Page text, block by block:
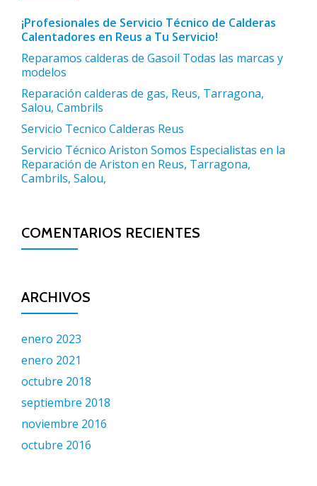
¡Profesionales de Servicio Técnico de Calderas
Calentadores en Reus a Tu Servicio!
Reparamos calderas de Gasoil Todas las marcas y
modelos
Reparación calderas de gas, Reus, Tarragona,
Salou, Cambrils
Servicio Tecnico Calderas Reus
Servicio Técnico Ariston Somos Especialistas en la
Reparación de Ariston en Reus, Tarragona,
Cambrils, Salou,
COMENTARIOS RECIENTES
ARCHIVOS
enero 2023
enero 2021
octubre 2018
septiembre 2018
noviembre 2016
octubre 2016